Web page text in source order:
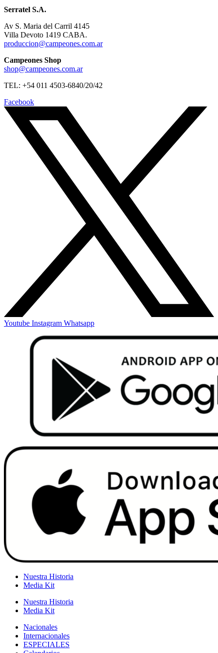
Serratel S.A.
Av S. Maria del Carril 4145
Villa Devoto 1419 CABA.
produccion@campeones.com.ar
Campeones Shop
shop@campeones.com.ar
TEL: +54 011 4503-6840/20/42
Facebook
Youtube Instagram Whatsapp
Nuestra Historia
Media Kit
Nuestra Historia
Media Kit
Nacionales
Internacionales
ESPECIALES